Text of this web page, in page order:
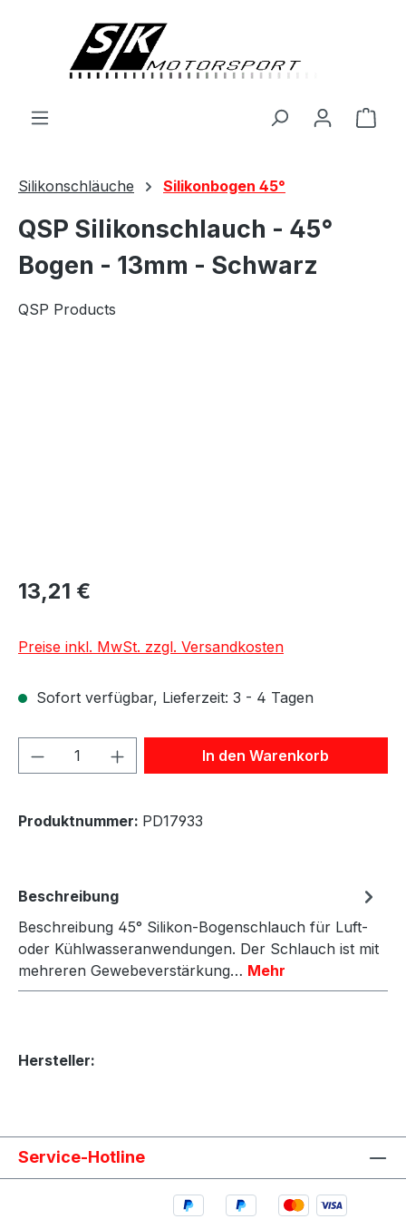
Silikonschläuche Silikonbogen 45°
QSP Silikonschlauch - 45°
Bogen - 13mm - Schwarz
QSP Products
13,21 €
Preise inkl. MwSt. zzgl. Versandkosten
Sofort verfügbar, Lieferzeit: 3 - 4 Tagen
Produkt Anzahl: Gib denIn den Warenkorb
Produktnummer: PD17933
Beschreibung
Beschreibung 45° Silikon-Bogenschlauch für Luft-
oder Kühlwasseranwendungen. Der Schlauch ist mit
mehreren Gewebeverstärkung… Mehr
Hersteller:
Service-Hotline